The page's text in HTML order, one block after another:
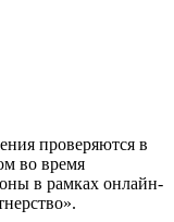
проверяются в
во время
в рамках онлайн-